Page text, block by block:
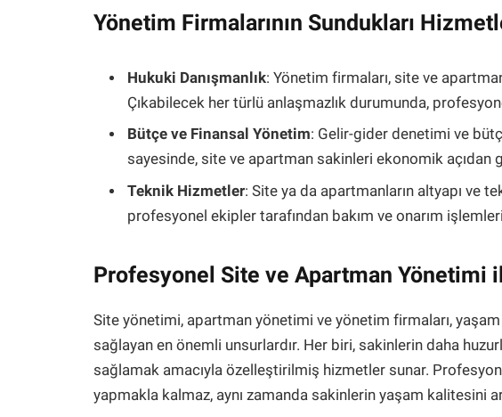
Yönetim Firmalarının Sundukları
Hukuki Danışmanlık: Yönetim firmaları, site ve
Çıkabilecek her türlü anlaşmazlık durumunda,
Bütçe ve Finansal Yönetim: Gelir-gider denetimi ve
sayesinde, site ve apartman sakinleri ekonomik açıdan
Teknik Hizmetler: Site ya da apartmanların altyapı ve
profesyonel ekipler tarafından bakım ve onarım
Profesyonel Site ve Apartman Yönetimi
Site yönetimi, apartman yönetimi ve yönetim firmaları,
sağlayan en önemli unsurlardır. Her biri, sakinlerin daha
sağlamak amacıyla özelleştirilmiş hizmetler sunar.
yapmakla kalmaz, aynı zamanda sakinlerin yaşam kalitesini